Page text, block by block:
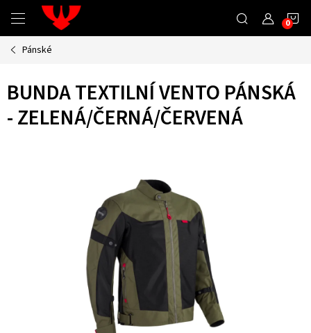
obsah
Pánské
BUNDA TEXTILNÍ VENTO PÁNSKÁ
- ZELENÁ/ČERNÁ/ČERVENÁ